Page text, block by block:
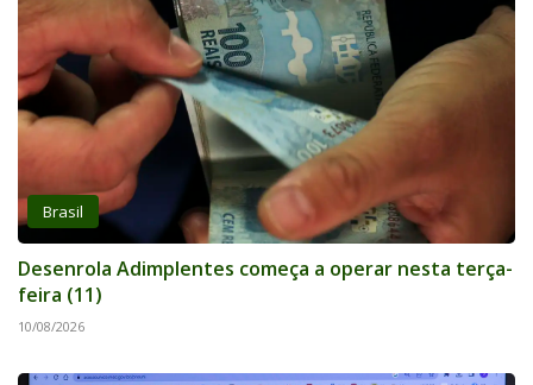
Brasil
Desenrola Adimplentes começa a operar nesta terça-
feira (11)
10/08/2026